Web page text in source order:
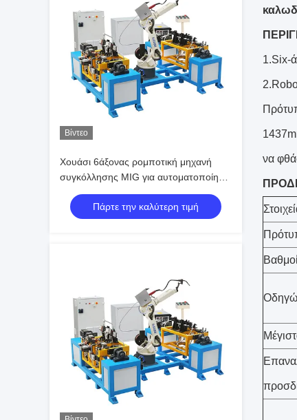
Βίντεο
Χουάσι 6άξονας ρομποτική μηχανή
συγκόλλησης MIG για αυτοματοποίηση
καρέκλων και επίπλων
Πάρτε την καλύτερη τιμή
1.Six-
να